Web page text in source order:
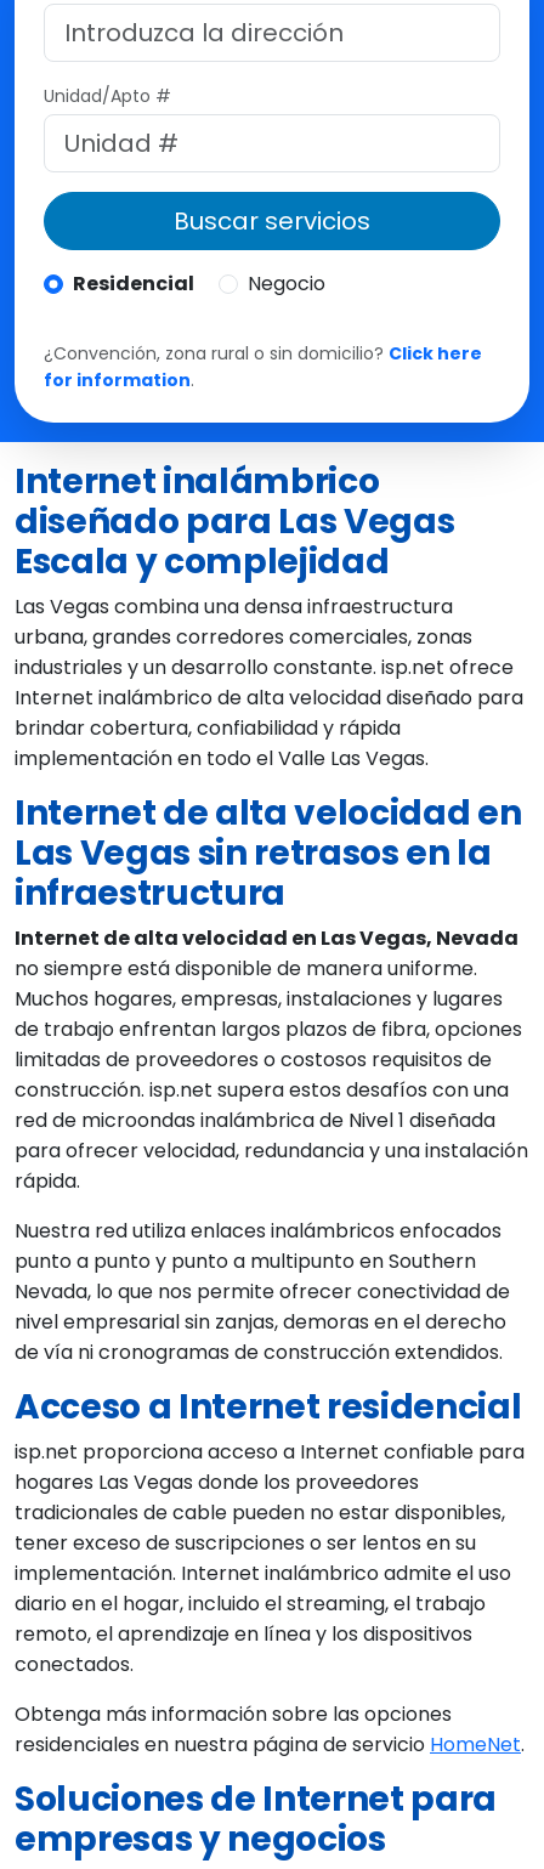
Unidad/Apto #
Buscar servicios
Residencial Negocio
¿Convención, zona rural o sin domicilio? Click here
for information.
Internet inalámbrico
diseñado para Las Vegas
Escala y complejidad
Las Vegas combina una densa infraestructura
urbana, grandes corredores comerciales, zonas
industriales y un desarrollo constante. isp.net ofrece
Internet inalámbrico de alta velocidad diseñado para
brindar cobertura, confiabilidad y rápida
implementación en todo el Valle Las Vegas.
Internet de alta velocidad en
Las Vegas sin retrasos en la
infraestructura
Internet de alta velocidad en Las Vegas, Nevada
no siempre está disponible de manera uniforme.
Muchos hogares, empresas, instalaciones y lugares
de trabajo enfrentan largos plazos de fibra, opciones
limitadas de proveedores o costosos requisitos de
construcción. isp.net supera estos desafíos con una
red de microondas inalámbrica de Nivel 1 diseñada
para ofrecer velocidad, redundancia y una instalación
rápida.
Nuestra red utiliza enlaces inalámbricos enfocados
punto a punto y punto a multipunto en Southern
Nevada, lo que nos permite ofrecer conectividad de
nivel empresarial sin zanjas, demoras en el derecho
de vía ni cronogramas de construcción extendidos.
Acceso a Internet residencial
isp.net proporciona acceso a Internet confiable para
hogares Las Vegas donde los proveedores
tradicionales de cable pueden no estar disponibles,
tener exceso de suscripciones o ser lentos en su
implementación. Internet inalámbrico admite el uso
diario en el hogar, incluido el streaming, el trabajo
remoto, el aprendizaje en línea y los dispositivos
conectados.
Obtenga más información sobre las opciones
residenciales en nuestra página de servicio HomeNet.
Soluciones de Internet para
empresas y negocios